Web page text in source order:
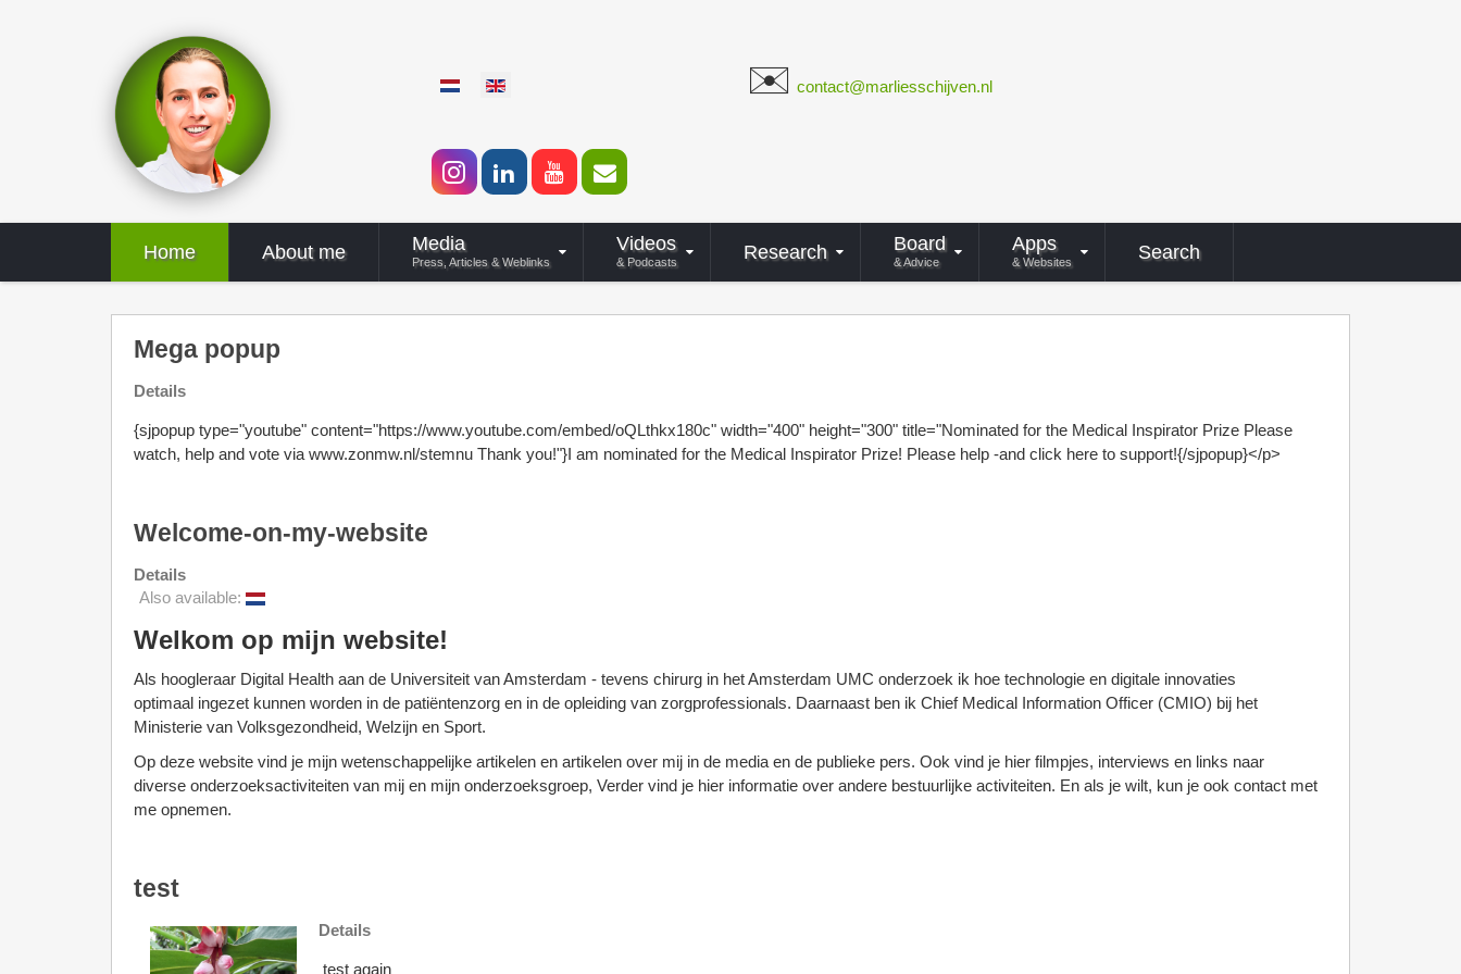
Select your language ✉️ contact@marliesschijven.nl
Home About me Media
Press, Articles & Weblinks
Videos
& Podcasts Research Board
& Advice
Apps
& Websites Search
Mega popup
Details
{sjpopup type="youtube" content="https://www.youtube.com/embed/oQLthkx180c" width="400" height="300" title="Nominated for the Medical Inspirator Prize Please
watch, help and vote via www.zonmw.nl/stemnu Thank you!"}I am nominated for the Medical Inspirator Prize! Please help -and click here to support!{/sjpopup}</p>
Welcome-on-my-website
Details
Also available:
Welkom op mijn website!
Als hoogleraar Digital Health aan de Universiteit van Amsterdam - tevens chirurg in het Amsterdam UMC onderzoek ik hoe technologie en digitale innovaties
optimaal ingezet kunnen worden in de patiëntenzorg en in de opleiding van zorgprofessionals. Daarnaast ben ik Chief Medical Information Officer (CMIO) bij het
Ministerie van Volksgezondheid, Welzijn en Sport.
Op deze website vind je mijn wetenschappelijke artikelen en artikelen over mij in de media en de publieke pers. Ook vind je hier filmpjes, interviews en links naar
diverse onderzoeksactiviteiten van mij en mijn onderzoeksgroep, Verder vind je hier informatie over andere bestuurlijke activiteiten. En als je wilt, kun je ook contact met
me opnemen.
test
Details
test again